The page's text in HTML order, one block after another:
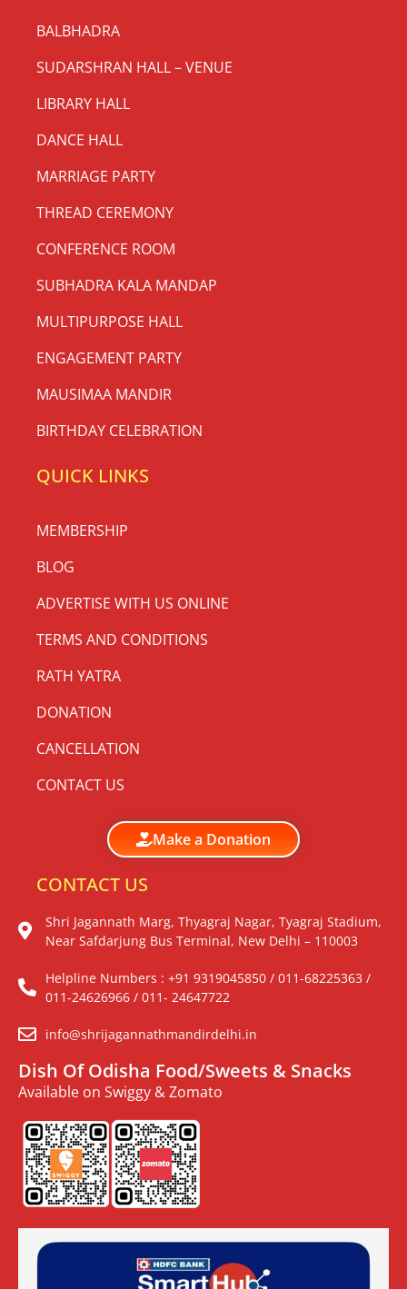
BALBHADRA
SUDARSHRAN HALL – VENUE
LIBRARY HALL
DANCE HALL
MARRIAGE PARTY
THREAD CEREMONY
CONFERENCE ROOM
SUBHADRA KALA MANDAP
MULTIPURPOSE HALL
ENGAGEMENT PARTY
MAUSIMAA MANDIR
BIRTHDAY CELEBRATION
QUICK LINKS
MEMBERSHIP
BLOG
ADVERTISE WITH US ONLINE
TERMS AND CONDITIONS
RATH YATRA
DONATION
CANCELLATION
CONTACT US
Make a Donation
CONTACT US
Shri Jagannath Marg, Thyagraj Nagar, Tyagraj Stadium,
Near Safdarjung Bus Terminal, New Delhi – 110003
Helpline Numbers : +91 9319045850 / 011-68225363 /
011-24626966 / 011- 24647722
info@shrijagannathmandirdelhi.in
Dish Of Odisha Food/Sweets & Snacks
Available on Swiggy & Zomato